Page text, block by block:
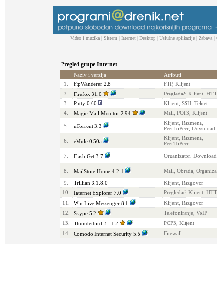
Video i muzika | Sistem | Internet | Desktop | Uslužne aplikacije | Zabava |
Pregled grupe Internet
Naziv i verzija
Atributi
1.
FtpWanderer 2.8
FTP, Klijent
2.
Firefox 31.0
Pregledač, Klijent,
3.
Putty 0.60
Klijent, SSH, Telnet
4.
Magic Mail Monitor 2.94 Mail, POP3, Klijent
5. uTorrent 3.3
Klijent, Razmena,
PeerToPeer, Download
6. eMule 0.50a
Klijent, Razmena,
PeerToPeer
7. Flash Get 3.7 Organizator, Download
8. MailStore Home 4.2.1 Mail, Obrada,
9. Trillian 3.1.8.0
Klijent, Razgovor
10.
Internet Explorer 7.0
Pregledač, Klijent,
11.
Win Live Messenger 8.1
Klijent, Razgovor
12.
Skype 5.2
Telefoniranje, VoIP
13.
Thunderbird 31.1.2
POP3, Klijent
14.
Comodo Internet Security 5.5 Firewall